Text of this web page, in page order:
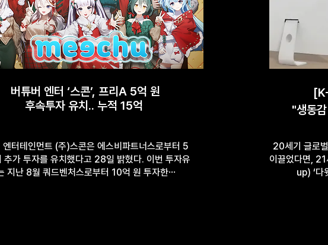
버튜버 엔터 ‘스콘’, 프리A 5억 원
후속투자 유치.. 누적 15억
엔터테인먼트 (주)스콘은 에스비파트너스로부터 5
추가 투자를 유치했다고 28일 밝혔다. 이번 투자유
지난 8월 쿼드벤처스로부터 10억 원 투자한⋯
"생동
20세기 글로
이끌었다면,
up) ‘다